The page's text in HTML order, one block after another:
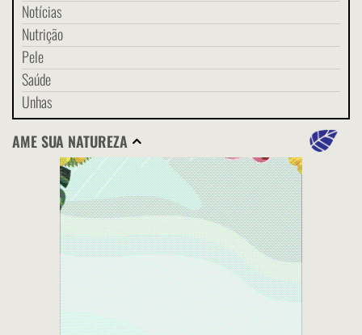
Notícias
Nutrição
Pele
Saúde
Unhas
AME SUA NATUREZA